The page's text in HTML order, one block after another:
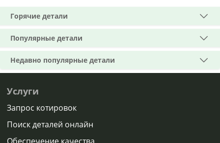
Горячие детали
Популярные детали
Недавно популярные детали
Услуги
Запрос котировок
Поиск деталей онлайн